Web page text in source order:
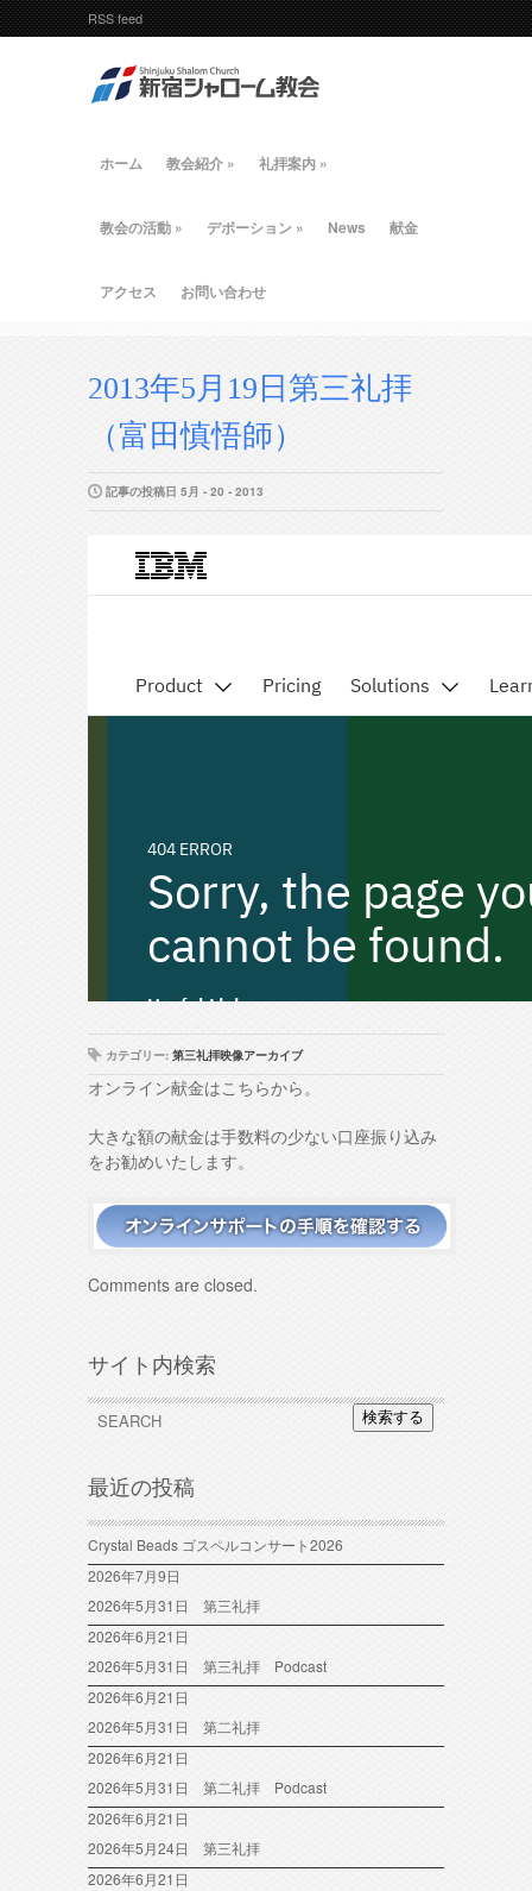
RSS feed
ホーム 教会紹介 » 礼拝案内 »
教会の活動 » デボーション » News 献金
アクセス お問い合わせ
2013年5月19日第三礼拝
（富田慎悟師）
記事の投稿日 5月 - 20 - 2013
カテゴリー: 第三礼拝映像アーカイブ
オンライン献金はこちらから。
大きな額の献金は手数料の少ない口座振り込み
をお勧めいたします。
Comments are closed.
サイト内検索
検索する
最近の投稿
Crystal Beads ゴスペルコンサート2026
2026年7月9日
2026年5月31日 第三礼拝
2026年6月21日
2026年5月31日 第三礼拝 Podcast
2026年6月21日
2026年5月31日 第二礼拝
2026年6月21日
2026年5月31日 第二礼拝 Podcast
2026年6月21日
2026年5月24日 第三礼拝
2026年6月21日